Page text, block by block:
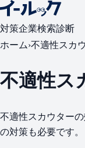
対策企業検索診断
ホーム›不適性スカ
不適性ス
不適性スカウター
の対策も必要です。